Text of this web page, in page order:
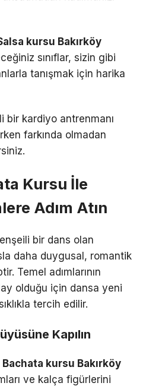
kursu Bakırköy
sınıflar, sizin gibi
tanışmak için harika
bir kardiyo antrenmanı
farkında olmadan
Kursu İle
Adım Atın
bir dans olan
daha duygusal, romantik
Temel adımlarının
olduğu için dansa yeni
tercih edilir.
Kapılın
Bachata kursu Bakırköy
ve kalça figürlerini